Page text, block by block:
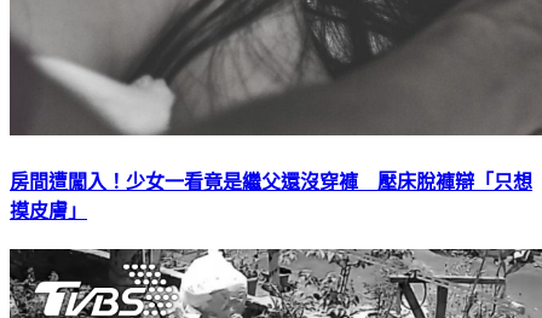
房間遭闖入！少女一看竟是繼父還沒穿褲 壓床脫褲辯「只想
摸皮膚」